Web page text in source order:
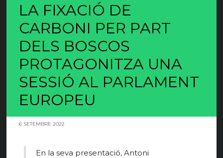
LA FIXACIÓ DE
CARBONI PER PART
DELS BOSCOS
PROTAGONITZA UNA
SESSIÓ AL PARLAMENT
EUROPEU
6 SETEMBRE 2022
En la seva presentació, Antoni